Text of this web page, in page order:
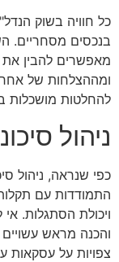
כל חוויה בשוק
בנכסים מסחריים.
מאפשרים להבין את
ומההצלחות של
להחלטות מושכלות
ניהול
כפי שנראה, ניהול
התמודדות עם תקלות
ויכולת הסתגלות.
והכנה מראש
צפויות על עסקאות